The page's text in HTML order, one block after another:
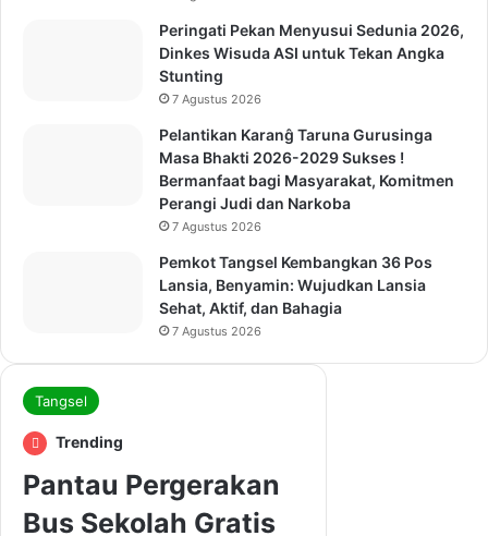
Peringati Pekan Menyusui Sedunia 2026,
Dinkes Wisuda ASI untuk Tekan Angka
Stunting
7 Agustus 2026
Pelantikan Karanĝ Taruna Gurusinga
Masa Bhakti 2026-2029 Sukses !
Bermanfaat bagi Masyarakat, Komitmen
Perangi Judi dan Narkoba
7 Agustus 2026
Pemkot Tangsel Kembangkan 36 Pos
Lansia, Benyamin: Wujudkan Lansia
Sehat, Aktif, dan Bahagia
7 Agustus 2026